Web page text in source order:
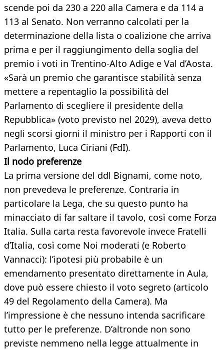
scende poi da 230 a 220 alla Camera e da 114 a
113 al Senato. Non verranno calcolati per la
determinazione della lista o coalizione che arriva
prima e per il raggiungimento della soglia del
premio i voti in Trentino-Alto Adige e Val d’Aosta.
«Sarà un premio che garantisce stabilità senza
mettere a repentaglio la possibilità del
Parlamento di scegliere il presidente della
Repubblica» (voto previsto nel 2029), aveva detto
negli scorsi giorni il ministro per i Rapporti con il
Parlamento, Luca Ciriani (FdI).
Il nodo preferenze
La prima versione del ddl Bignami, come noto,
non prevedeva le preferenze. Contraria in
particolare la Lega, che su questo punto ha
minacciato di far saltare il tavolo, così come Forza
Italia. Sulla carta resta favorevole invece Fratelli
d’Italia, così come Noi moderati (e Roberto
Vannacci): l’ipotesi più probabile è un
emendamento presentato direttamente in Aula,
dove può essere chiesto il voto segreto (articolo
49 del Regolamento della Camera). Ma
l’impressione è che nessuno intenda sacrificare
tutto per le preferenze. D’altronde non sono
previste nemmeno nella legge attualmente in